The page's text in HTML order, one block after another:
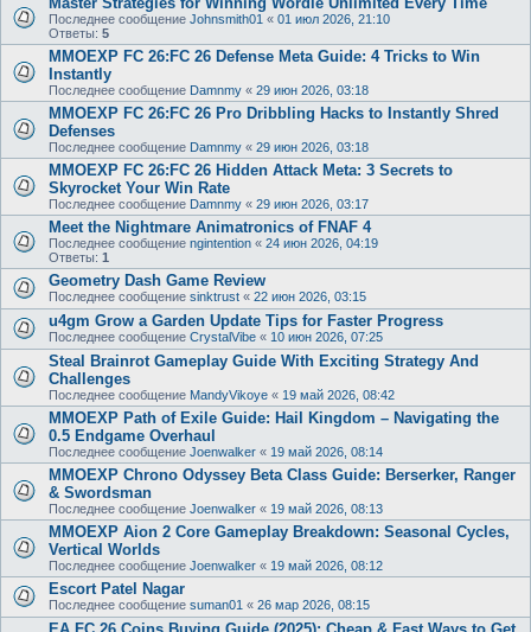
Последнее сообщение Johnsmith01 « 01 июл 2026, 21:10
Ответы: 5
MMOEXP FC 26:FC 26 Defense Meta Guide: 4 Tricks to Win
Instantly
Последнее сообщение Damnmy « 29 июн 2026, 03:18
MMOEXP FC 26:FC 26 Pro Dribbling Hacks to Instantly Shred
Defenses
Последнее сообщение Damnmy « 29 июн 2026, 03:18
MMOEXP FC 26:FC 26 Hidden Attack Meta: 3 Secrets to
Skyrocket Your Win Rate
Последнее сообщение Damnmy « 29 июн 2026, 03:17
Meet the Nightmare Animatronics of FNAF 4
Последнее сообщение ngintention « 24 июн 2026, 04:19
Ответы: 1
Geometry Dash Game Review
Последнее сообщение sinktrust « 22 июн 2026, 03:15
u4gm Grow a Garden Update Tips for Faster Progress
Последнее сообщение CrystalVibe « 10 июн 2026, 07:25
Steal Brainrot Gameplay Guide With Exciting Strategy And
Challenges
Последнее сообщение MandyVikoye « 19 май 2026, 08:42
MMOEXP Path of Exile Guide: Hail Kingdom – Navigating the
0.5 Endgame Overhaul
Последнее сообщение Joenwalker « 19 май 2026, 08:14
MMOEXP Chrono Odyssey Beta Class Guide: Berserker, Ranger
& Swordsman
Последнее сообщение Joenwalker « 19 май 2026, 08:13
MMOEXP Aion 2 Core Gameplay Breakdown: Seasonal Cycles,
Vertical Worlds
Последнее сообщение Joenwalker « 19 май 2026, 08:12
Escort Patel Nagar
Последнее сообщение suman01 « 26 мар 2026, 08:15